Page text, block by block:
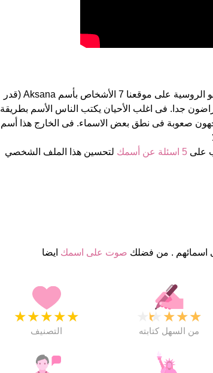
Aksana هو اسم فتاة. أصل الأسم هو الروسية على موقعنا 7 الأشخاص بأسم Aksana (قدر
من 5 يبدو انهم راضون جدا. فى اغلب الأحيان يكتب الناس الأسم بطريقة
صعوبة فى نطق بعض الاسماء. فى الخارج هذا أسم
5 اسئلة عن أسمك لتحسين هذا الملف الشخصي
صوت على اسمك ايضا
★
★
★
★
★
التصنيف
★
★
★
★
من السهل كتابته